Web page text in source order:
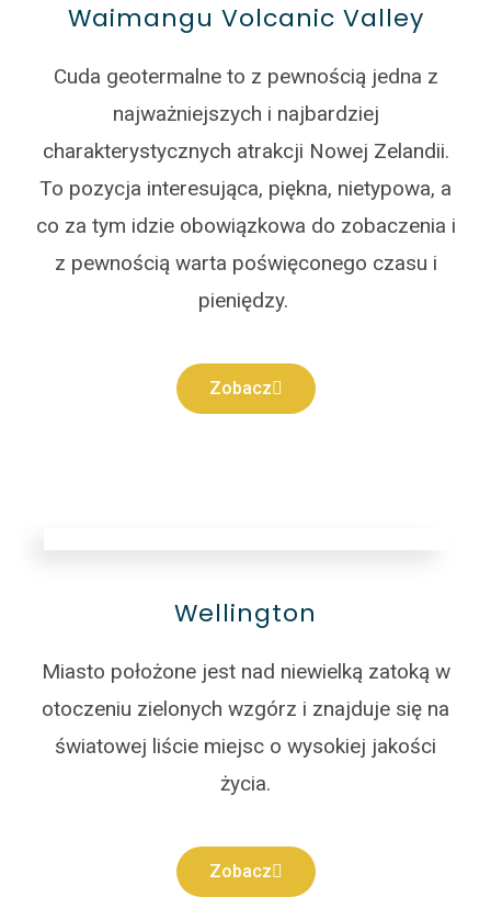
Waimangu Volcanic Valley
Cuda geotermalne to z pewnością jedna z
najważniejszych i najbardziej
charakterystycznych atrakcji Nowej Zelandii.
To pozycja interesująca, piękna, nietypowa, a
co za tym idzie obowiązkowa do zobaczenia i
z pewnością warta poświęconego czasu i
pieniędzy.
Zobacz
Wellington
Miasto położone jest nad niewielką zatoką w
otoczeniu zielonych wzgórz i znajduje się na
światowej liście miejsc o wysokiej jakości
życia.
Zobacz